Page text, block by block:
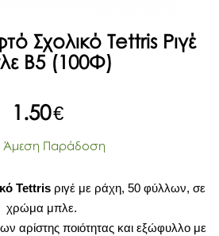
Σχολικό Tettris Ριγέ
Β5 (100Φ)
1.50€
Παράδοση
Tettris ριγέ με ράχη, 50 φύλλων, σε
χρώμα μπλε.
αρίστης ποιότητας και εξώφυλλο με